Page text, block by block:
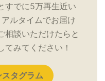
すでに5万再生近い
ルタイムでお届け
相談いただけたらと
みてください！
スタグラム